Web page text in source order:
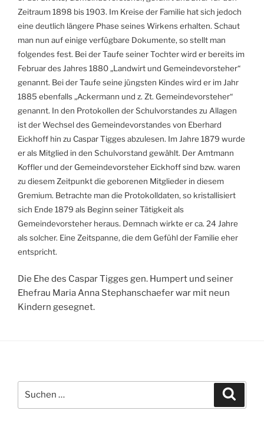
Zeitraum 1898 bis 1903. Im Kreise der Familie hat sich jedoch
eine deutlich längere Phase seines Wirkens erhalten. Schaut
man nun auf einige verfügbare Dokumente, so stellt man
folgendes fest. Bei der Taufe seiner Tochter wird er bereits im
Februar des Jahres 1880 „Landwirt und Gemeindevorsteher“
genannt. Bei der Taufe seine jüngsten Kindes wird er im Jahr
1885 ebenfalls „Ackermann und z. Zt. Gemeindevorsteher“
genannt. In den Protokollen der Schulvorstandes zu Allagen
ist der Wechsel des Gemeindevorstandes von Eberhard
Eickhoff hin zu Caspar Tigges abzulesen. Im Jahre 1879 wurde
er als Mitglied in den Schulvorstand gewählt. Der Amtmann
Koffler und der Gemeindevorsteher Eickhoff sind bzw. waren
zu diesem Zeitpunkt die geborenen Mitglieder in diesem
Gremium. Betrachte man die Protokolldaten, so kristallisiert
sich Ende 1879 als Beginn seiner Tätigkeit als
Gemeindevorsteher heraus. Demnach wirkte er ca. 24 Jahre
als solcher. Eine Zeitspanne, die dem Gefühl der Familie eher
entspricht.
Die Ehe des Caspar Tigges gen. Humpert und seiner
Ehefrau Maria Anna Stephanschaefer war mit neun
Kindern gesegnet.
nach: